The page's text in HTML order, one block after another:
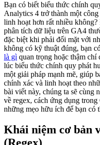
Bạn có biết biểu thức chính
Analytics 4 trở thành một
linh hoạt hơn rất nhiều
phân tích dữ liệu trên GA4
đặc biệt khi phải đối mặt với
không có kỹ thuật đúng, bạn
là gì quan trọng hoặc thậm
lúc biểu thức chính quy phát
một giải pháp mạnh mẽ, giúp
chính xác và linh hoạt theo
bài viết này, chúng ta sẽ cùng
về regex, cách ứng dụng
những mẹo hữu ích để bạn có
Khái niệm cơ bản